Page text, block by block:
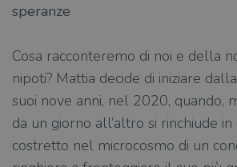
speranze
Cosa racconteremo di noi e della
nipoti? Mattia decide di iniziare
suoi nove anni, nel 2020, quando,
da un giorno all’altro si rinchiude in
costretto nel microcosmo di un